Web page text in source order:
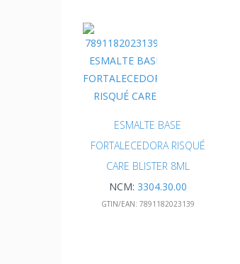
ESMALTE BASE
FORTALECEDORA RISQUÉ
CARE BLISTER 8ML
NCM: 3304.30.00
GTIN/EAN: 7891182023139